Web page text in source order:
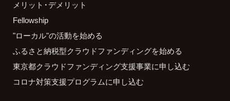
メリット・デメリット
Fellowship
"ローカル"の活動を始める
ふるさと納税型クラウドファンディングを始める
東京都クラウドファンディング支援事業に申し込む
コロナ対策支援プログラムに申し込む